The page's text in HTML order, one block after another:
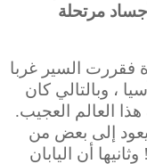
مرتحلة
فقررت السير غربا
، وبالتالي كان
العالم العجيب.
يعود إلى بعض من
أن اليابان